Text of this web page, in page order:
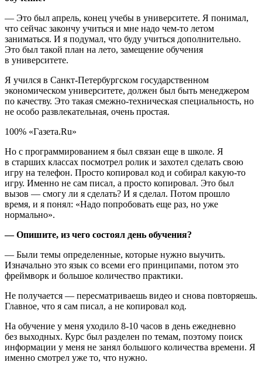
— Это был апрель, конец учебы в университете. Я понимал,
что сейчас закончу учиться и мне надо чем-то летом
заниматься. И я подумал, что буду учиться дополнительно.
Это был такой план на лето, замещение обучения
в университете.
Я учился в Санкт-Петербургском государственном
экономическом университете, должен был быть менеджером
по качеству. Это такая смежно-техническая специальность, но
не особо развлекательная, очень простая.
100% «Газета.Ru»
Но с программированием я был связан еще в школе. Я
в старших классах посмотрел ролик и захотел сделать свою
игру на телефон. Просто копировал код и собирал какую-то
игру. Именно не сам писал, а просто копировал. Это был
вызов — смогу ли я сделать? И я сделал. Потом прошло
время, и я понял: «Надо попробовать еще раз, но уже
нормально».
— Опишите, из чего состоял день обучения?
— Были темы определенные, которые нужно выучить.
Изначально это язык со всеми его принципами, потом это
фреймворк и большое количество практики.
Не получается — пересматриваешь видео и снова повторяешь.
Главное, что я сам писал, а не копировал код.
На обучение у меня уходило 8-10 часов в день ежедневно
без выходных. Курс был разделен по темам, поэтому поиск
информации у меня не занял большого количества времени. Я
именно смотрел уже то, что нужно.